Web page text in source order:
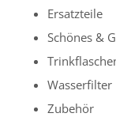
Ersatzteile
Schönes &
Wasserfilter
Zubehör